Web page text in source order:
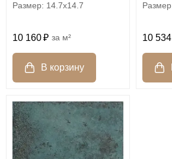
14.7x14.7
10 160 м² 10 534